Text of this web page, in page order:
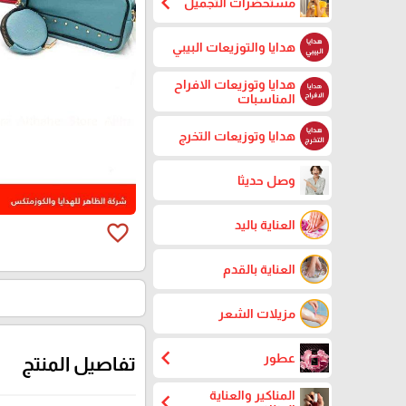
هدايا والتوزيعات البيبي
هدايا وتوزيعات الافراح
المناسبات
هدايا وتوزيعات التخرج
وصل حديثا
العناية باليد
العناية بالقدم
مزيلات الشعر
عطور chevron_left
المناكير والعناية
favorite_border
تفاصيل المنتج